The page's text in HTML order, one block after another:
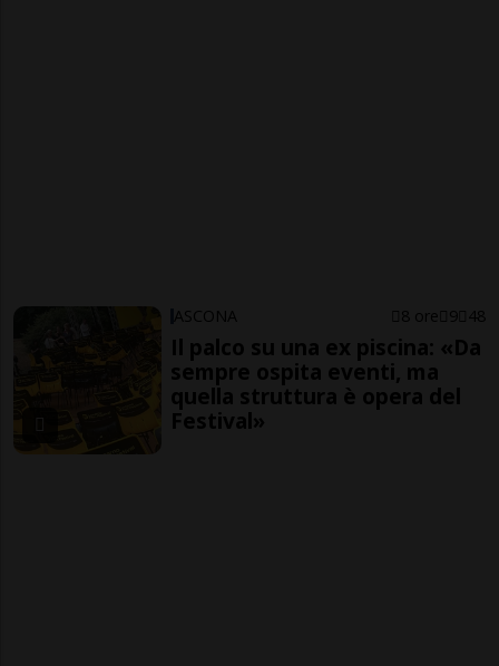
ASCONA 8 ore 9 48
Il palco su una ex piscina: «Da
sempre ospita eventi, ma
quella struttura è opera del
Festival»